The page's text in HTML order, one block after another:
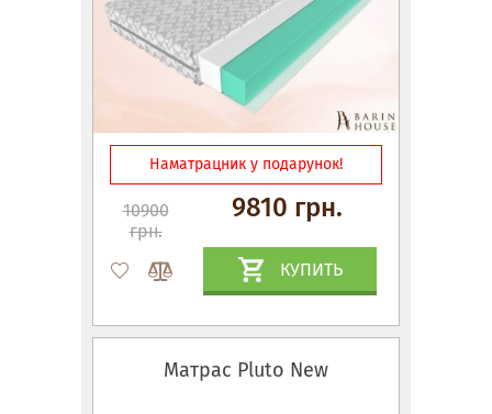
Наматрацник у подарунок!
10900
грн.
9810 грн.
КУПИТЬ
Матрас Pluto New